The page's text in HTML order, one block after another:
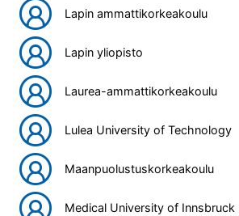
Lapin ammattikorkeakoulu
Lapin yliopisto
Laurea-ammattikorkeakoulu
Lulea University of Technology
Maanpuolustuskorkeakoulu
Medical University of Innsbruck